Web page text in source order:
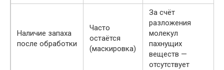
Наличие запаха
после обработки
Часто
остаётся
(маскировка)
За счёт
разложения
молекул
пахнущих
веществ —
отсутствует